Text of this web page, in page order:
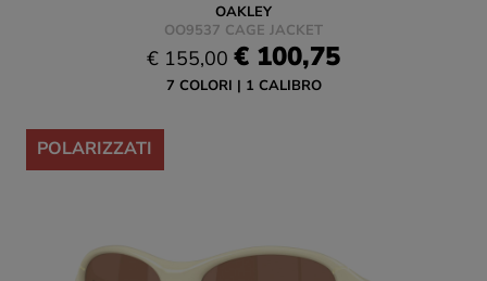
OAKLEY
OO9537 CAGE JACKET
€ 155,00 € 100,75
7 COLORI 1 CALIBRO
-35%
POLARIZZATI